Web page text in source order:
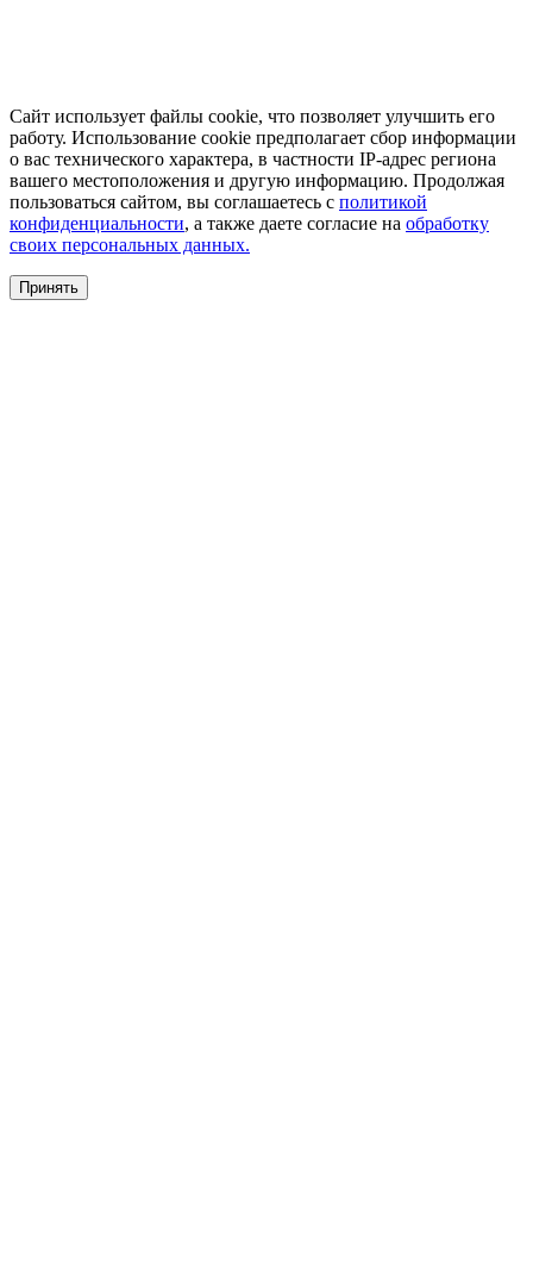
Сайт использует файлы cookie, что позволяет улучшить его
работу. Использование cookie предполагает сбор информации
о вас технического характера, в частности IP-адрес региона
вашего местоположения и другую информацию. Продолжая
пользоваться сайтом, вы соглашаетесь с политикой
конфиденциальности, а также даете согласие на обработку
своих персональных данных.
Принять